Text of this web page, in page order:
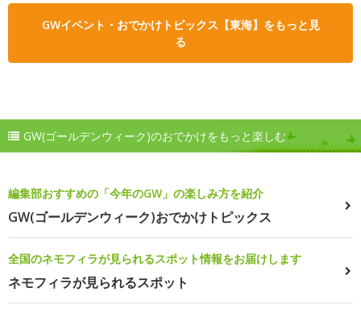
GWイベント・おでかけトピックス【東海】をもっと見
る
GW(ゴールデンウィーク)のおでかけをもっと楽しむ
編集部おすすめの「今年のGW」の楽しみ方を紹介
GW(ゴールデンウィーク)おでかけトピックス
全国のネモフィラが見られるスポット情報をお届けします
ネモフィラが見られるスポット